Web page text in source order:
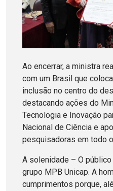
Ao encerrar, a ministra
com um Brasil que
inclusão no centro do
destacando ações do
Tecnologia e Inovação
Nacional de Ciência e
pesquisadoras em todo
A solenidade – O
grupo MPB Unicap. A
cumprimentos porque,